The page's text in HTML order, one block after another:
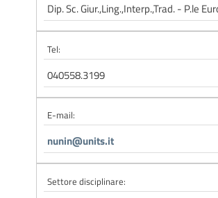
Dip. Sc. Giur.,Ling.,Interp.,Trad. - P.le
Tel:
040558.3199
E-mail:
nunin@units.it
Settore disciplinare: